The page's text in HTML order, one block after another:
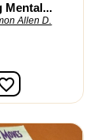
Mental...
Allen D.